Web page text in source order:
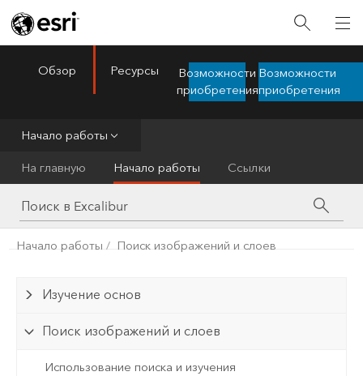
ArcGIS Excalibur
Обзор Ресурсы
Возможности
приобретения
Возможности
приобретения
Начало работы
На главную Начало работы Ссылки
Начало работы Поиск изображений и слоев
Изучение основ
Поиск изображений и слоев
Использование поиска и изучения